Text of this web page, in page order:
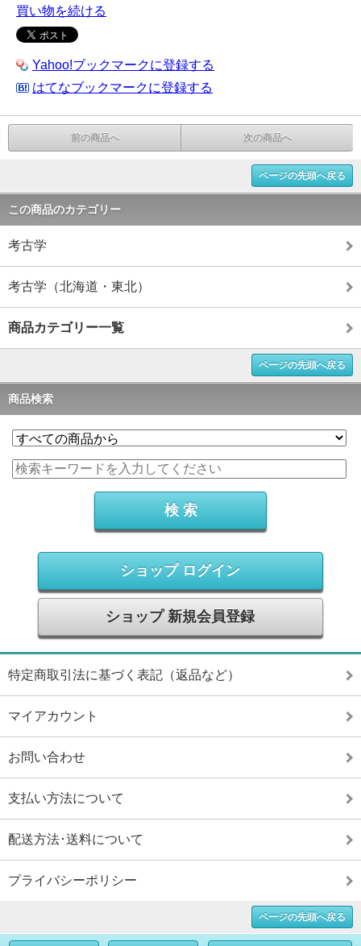
買い物を続ける
Yahoo!ブックマークに登録する
はてなブックマークに登録する
前の商品へ 次の商品へ
ページの先頭へ戻る
この商品のカテゴリー
考古学
考古学（北海道・東北）
商品カテゴリー一覧
ページの先頭へ戻る
商品検索
ショップ ログイン
ショップ 新規会員登録
特定商取引法に基づく表記（返品など）
マイアカウント
お問い合わせ
支払い方法について
配送方法･送料について
プライバシーポリシー
ページの先頭へ戻る